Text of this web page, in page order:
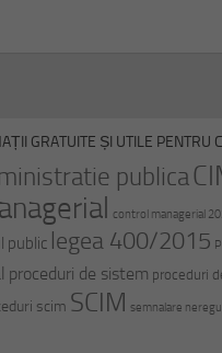
GRATUITE ȘI UTILE PENTRU
publica
control managerial
public legea 400/2015
proceduri de sistem proceduri
scim SCIM semnalare